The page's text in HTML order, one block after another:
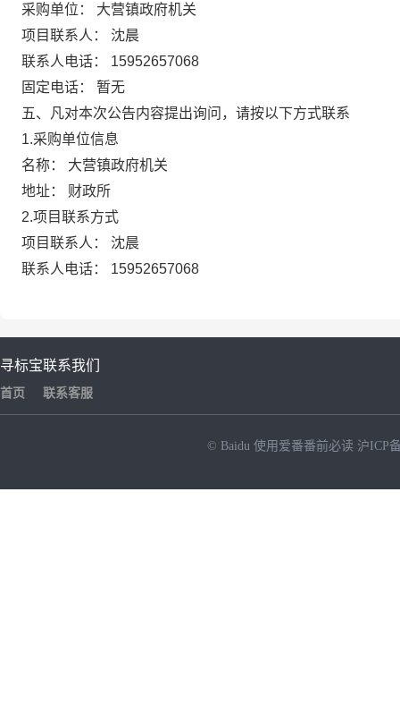
采购单位： 大营镇政府机关
项目联系人： 沈晨
联系人电话： 15952657068
固定电话： 暂无
五、凡对本次公告内容提出询问，请按以下方式联系
1.采购单位信息
名称： 大营镇政府机关
地址： 财政所
2.项目联系方式
项目联系人： 沈晨
联系人电话： 15952657068
寻标宝
首页
联系我们
联系客服
© Baidu 使用爱番番前必读 沪ICP